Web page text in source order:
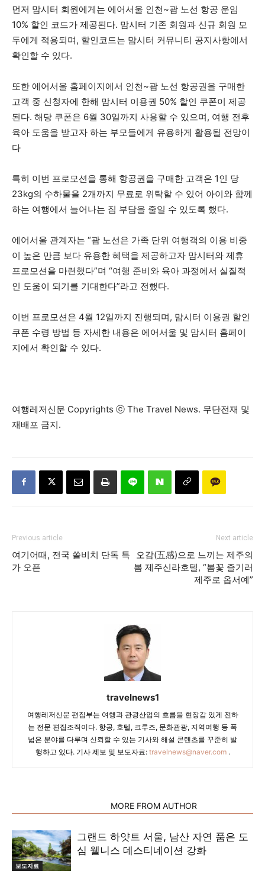
먼저 맘시터 회원에게는 에어서울 인천~괌 노선 항공 운임
10% 할인 코드가 제공된다. 맘시터 기존 회원과 신규 회원 모
두에게 적용되며, 할인코드는 맘시터 커뮤니티 공지사항에서
확인할 수 있다.
또한 에어서울 홈페이지에서 인천~괌 노선 항공권을 구매한
고객 중 신청자에 한해 맘시터 이용권 50% 할인 쿠폰이 제공
된다. 해당 쿠폰은 6월 30일까지 사용할 수 있으며, 여행 전후
육아 도움을 받고자 하는 부모들에게 유용하게 활용될 전망이
다
특히 이번 프로모션을 통해 항공권을 구매한 고객은 1인 당
23kg의 수하물을 2개까지 무료로 위탁할 수 있어 아이와 함께
하는 여행에서 늘어나는 짐 부담을 줄일 수 있도록 했다.
에어서울 관계자는 “괌 노선은 가족 단위 여행객의 이용 비중
이 높은 만큼 보다 유용한 혜택을 제공하고자 맘시터와 제휴
프로모션을 마련했다”며 “여행 준비와 육아 과정에서 실질적
인 도움이 되기를 기대한다”라고 전했다.
이번 프로모션은 4월 12일까지 진행되며, 맘시터 이용권 할인
쿠폰 수령 방법 등 자세한 내용은 에어서울 및 맘시터 홈페이
지에서 확인할 수 있다.
여행레저신문 Copyrights ⓒ The Travel News. 무단전재 및
재배포 금지.
Previous article
여기어때, 전국 쏠비치 단독 특
가 오픈
Next article
오감(五感)으로 느끼는 제주의
봄 제주신라호텔, “봄꽃 즐기러
제주로 옵서예”
travelnews1
여행레저신문 편집부는 여행과 관광산업의 흐름을 현장감 있게 전하
는 전문 편집조직이다. 항공, 호텔, 크루즈, 문화관광, 지역여행 등 폭
넓은 분야를 다루며 신뢰할 수 있는 기사와 해설 콘텐츠를 꾸준히 발
행하고 있다. 기사 제보 및 보도자료: travelnews@naver.com.
MORE FROM AUTHOR
보도자료
그랜드 하얏트 서울, 남산 자연 품은 도
심 웰니스 데스티네이션 강화